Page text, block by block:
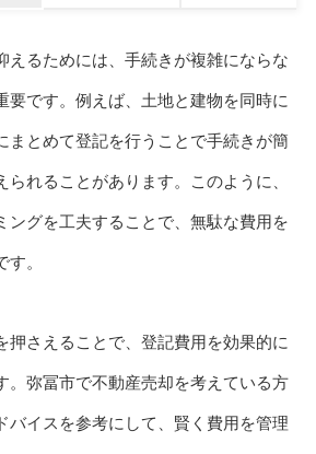
えるためには、手続きが複雑にならな
要です。例えば、土地と建物を同時に
まとめて登記を行うことで手続きが簡
れることがあります。このように、
ングを工夫することで、無駄な費用を
。
押さえることで、登記費用を効果的に
。弥冨市で不動産売却を考えている方
バイスを参考にして、賢く費用を管理